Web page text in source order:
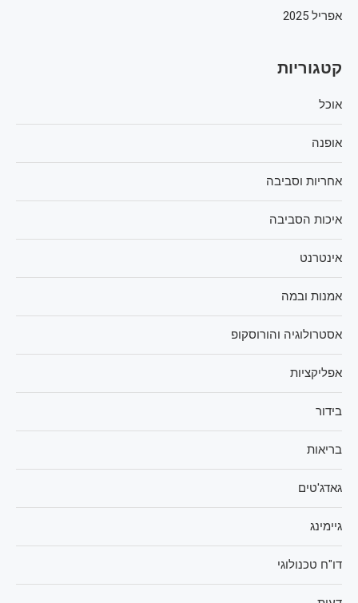
אפריל 2025
קטגוריות
אוכל
אופנה
אחריות וסביבה
איכות הסביבה
אינטרנט
אמנות ובמה
אסטרולוגיה והורוסקופ
אפליקציות
בידור
בריאות
גאדג'טים
גיימינג
דו"ח טכנולוגי